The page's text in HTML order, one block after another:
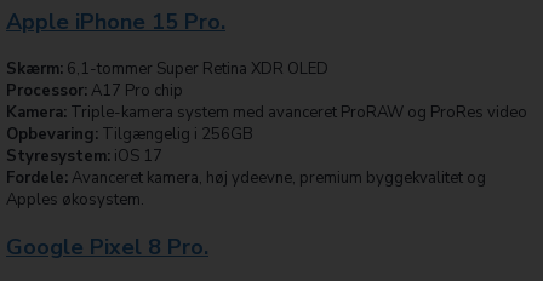
Apple iPhone 15 Pro.
Skærm: 6,1-tommer Super Retina XDR OLED
Processor: A17 Pro chip
Kamera: Triple-kamera system med avanceret ProRAW og ProRes video
Opbevaring: Tilgængelig i 256GB
Styresystem: iOS 17
Fordele: Avanceret kamera, høj ydeevne, premium byggekvalitet og
Apples økosystem.
Google Pixel 8 Pro.